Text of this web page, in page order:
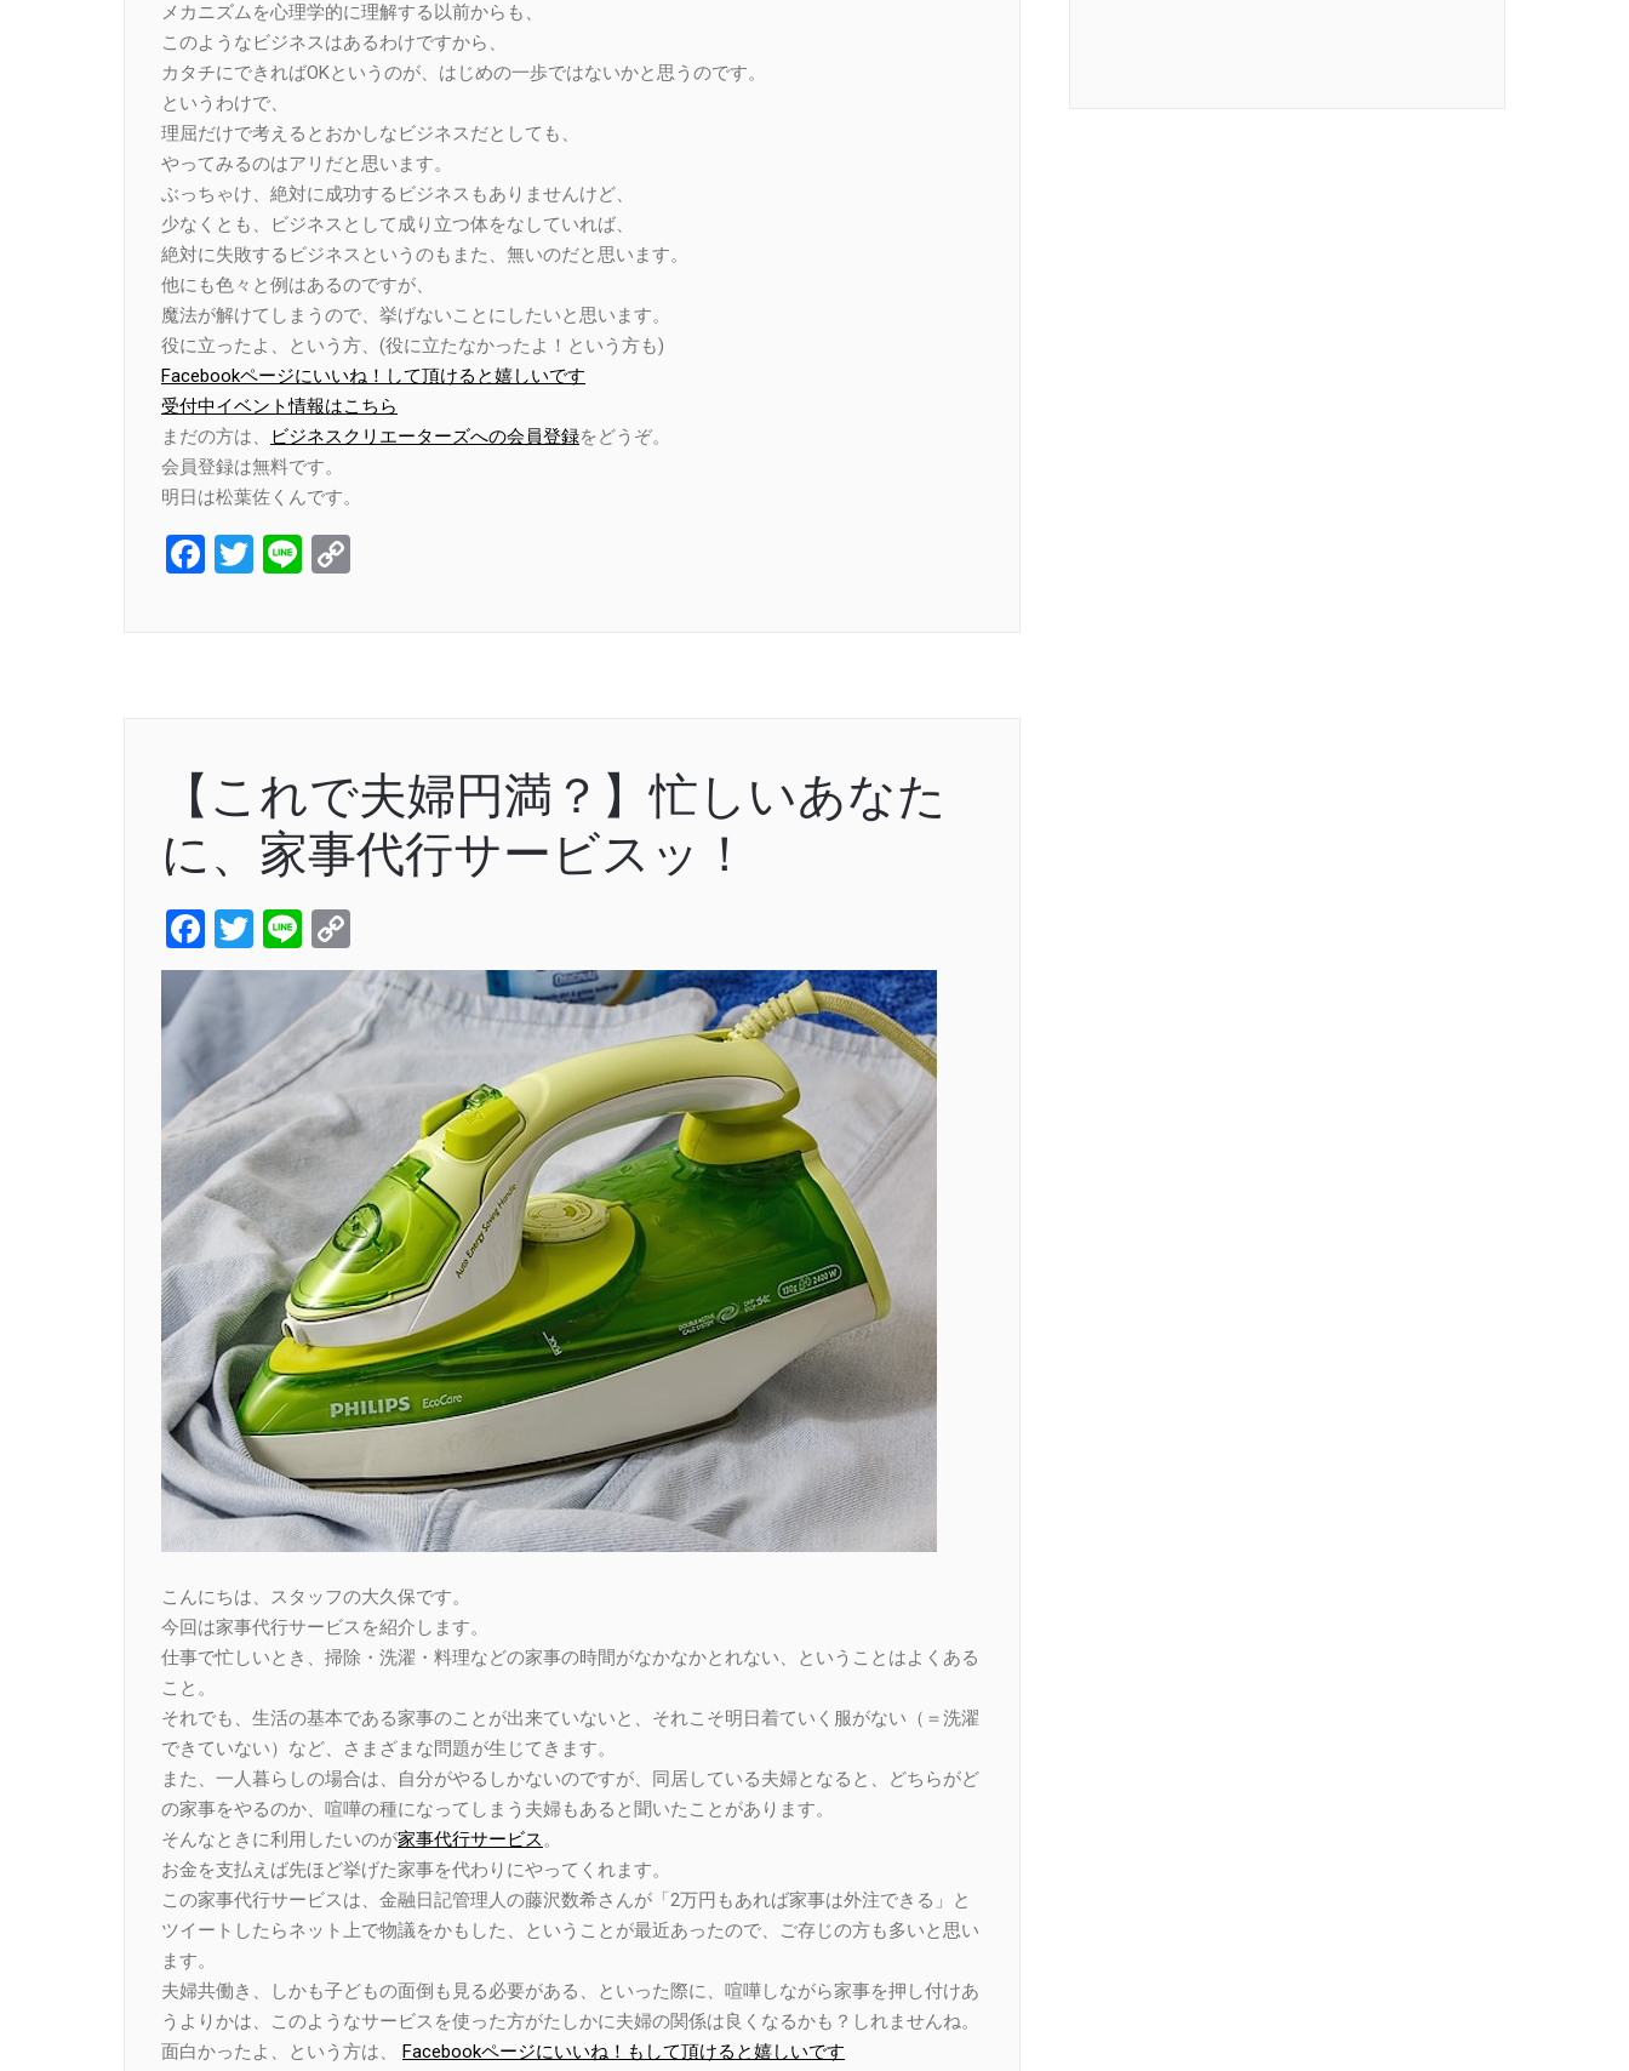
メカニズムを心理学的に理解する以前からも、
このようなビジネスはあるわけですから、
カタチにできればOKというのが、はじめの一歩ではないかと思うのです。
というわけで、
理屈だけで考えるとおかしなビジネスだとしても、
やってみるのはアリだと思います。
ぶっちゃけ、絶対に成功するビジネスもありませんけど、
少なくとも、ビジネスとして成り立つ体をなしていれば、
絶対に失敗するビジネスというのもまた、無いのだと思います。
他にも色々と例はあるのですが、
魔法が解けてしまうので、挙げないことにしたいと思います。
役に立ったよ、という方、(役に立たなかったよ！という方も)
Facebookページにいいね！して頂けると嬉しいです
受付中イベント情報はこちら
まだの方は、
ビジネスクリエーターズへの会員登録をどうぞ。
会員登録は無料です。
明日は松葉佐くんです。
Facebook
Twitter
Line
【これで夫婦円満？】忙しいあなた
に、家事代行サービスッ！
Facebook
Twitter
Line
Link
こんにちは、スタッフの大久保です。
今回は家事代行サービスを紹介します。
仕事で忙しいとき、掃除・洗濯・料理などの家事の時間がなかなかとれない、ということはよくある
こと。
それでも、生活の基本である家事のことが出来ていないと、それこそ明日着ていく服がない（＝洗濯
できていない）など、さまざまな問題が生じてきます。
また、一人暮らしの場合は、自分がやるしかないのですが、同居している夫婦となると、どちらがど
の家事をやるのか、喧嘩の種になってしまう夫婦もあると聞いたことがあります。
そんなときに利用したいのが家事代行サービス。
お金を支払えば先ほど挙げた家事を代わりにやってくれます。
この家事代行サービスは、金融日記管理人の藤沢数希さんが「2万円もあれば家事は外注できる」と
ツイートしたらネット上で物議をかもした、ということが最近あったので、ご存じの方も多いと思い
ます。
夫婦共働き、しかも子どもの面倒も見る必要がある、といった際に、喧嘩しながら家事を押し付けあ
うよりかは、このようなサービスを使った方がたしかに夫婦の関係は良くなるかも？しれませんね。
面白かったよ、という方は、 Facebookページにいいね！もして頂けると嬉しいです